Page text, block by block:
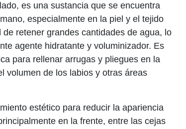
es una sustancia que se encuentra
especialmente en la piel y el tejido
retener grandes cantidades de agua, lo
agente hidratante y voluminizador. Es
para rellenar arrugas y pliegues en la
volumen de los labios y otras áreas
estético para reducir la apariencia
en la frente, entre las cejas